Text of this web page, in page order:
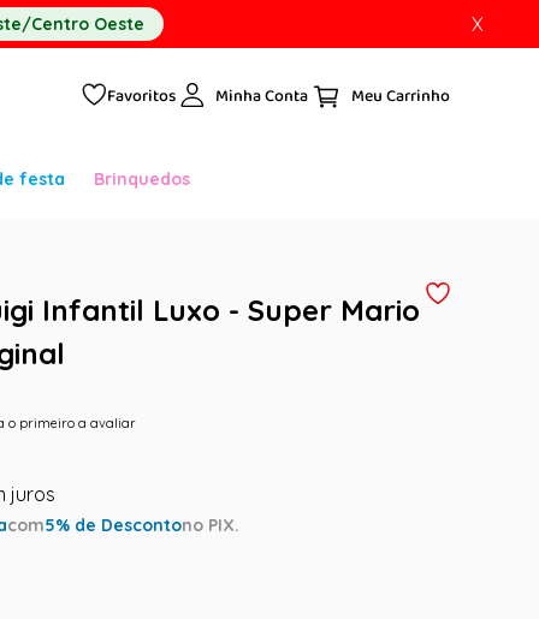
Centro Oeste X
Favoritos Minha Conta
festa Brinquedos
Infantil Luxo - Super Mario
o primeiro a avaliar
com5% de Descontono PIX.